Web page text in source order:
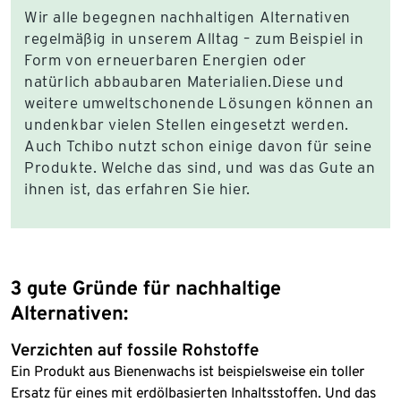
Wir alle begegnen nachhaltigen Alternativen
regelmäßig in unserem Alltag – zum Beispiel in
Form von erneuerbaren Energien oder
natürlich abbaubaren Materialien.Diese und
weitere umweltschonende Lösungen können an
undenkbar vielen Stellen eingesetzt werden.
Auch Tchibo nutzt schon einige davon für seine
Produkte. Welche das sind, und was das Gute an
ihnen ist, das erfahren Sie hier.
3 gute Gründe für nachhaltige
Alternativen:
Verzichten auf fossile Rohstoffe
Ein Produkt aus Bienenwachs ist beispielsweise ein toller
Ersatz für eines mit erdölbasierten Inhaltsstoffen. Und das